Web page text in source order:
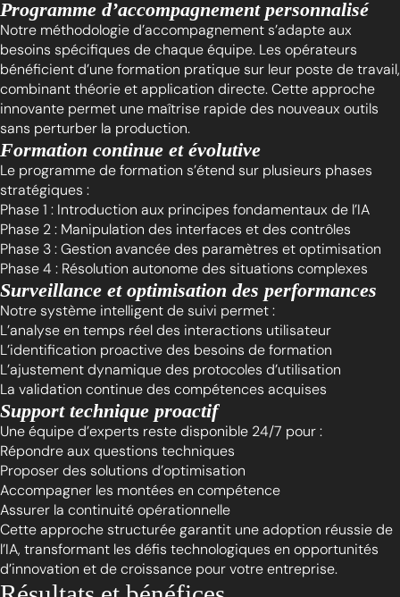
Programme d’accompagnement personnalisé
Notre méthodologie d’accompagnement s’adapte aux
besoins spécifiques de chaque équipe. Les opérateurs
bénéficient d’une formation pratique sur leur poste de travail,
combinant théorie et application directe. Cette approche
innovante permet une maîtrise rapide des nouveaux outils
sans perturber la production.
Formation continue et évolutive
Le programme de formation s’étend sur plusieurs phases
stratégiques :
Phase 1 : Introduction aux principes fondamentaux de l’IA
Phase 2 : Manipulation des interfaces et des contrôles
Phase 3 : Gestion avancée des paramètres et optimisation
Phase 4 : Résolution autonome des situations complexes
Surveillance et optimisation des performances
Notre système intelligent de suivi permet :
L’analyse en temps réel des interactions utilisateur
L’identification proactive des besoins de formation
L’ajustement dynamique des protocoles d’utilisation
La validation continue des compétences acquises
Support technique proactif
Une équipe d’experts reste disponible 24/7 pour :
Répondre aux questions techniques
Proposer des solutions d’optimisation
Accompagner les montées en compétence
Assurer la continuité opérationnelle
Cette approche structurée garantit une adoption réussie de
l’IA, transformant les défis technologiques en opportunités
d’innovation et de croissance pour votre entreprise.